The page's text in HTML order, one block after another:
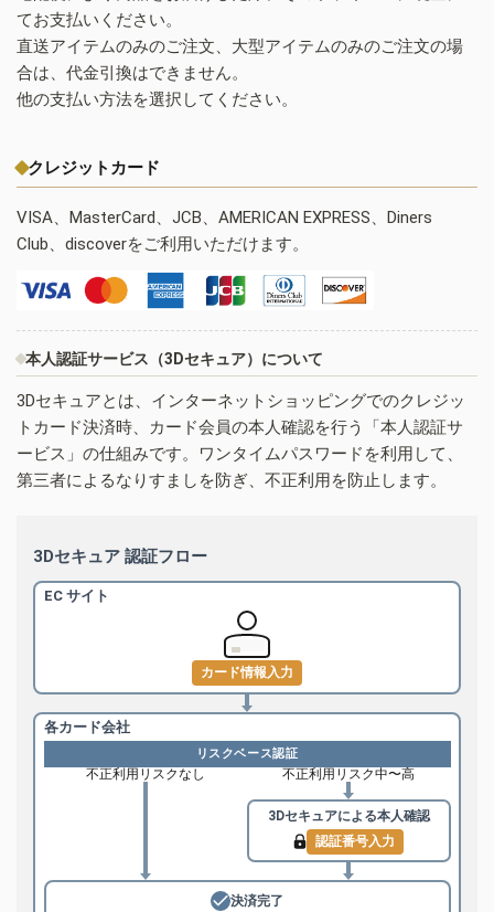
てお支払いください。
直送アイテムのみのご注文、大型アイテムのみのご注文の場
合は、代金引換はできません。
他の支払い方法を選択してください。
クレジットカード
VISA、MasterCard、JCB、AMERICAN EXPRESS、Diners
Club、discoverをご利用いただけます。
本人認証サービス（3Dセキュア）について
3Dセキュアとは、インターネットショッピングでのクレジッ
トカード決済時、カード会員の本人確認を行う「本人認証サ
ービス」の仕組みです。ワンタイムパスワードを利用して、
第三者によるなりすましを防ぎ、不正利用を防止します。
3Dセキュア 認証フロー
EC サイト
カード情報入力
各カード会社
リスクベース認証
不正利用リスクなし 不正利用リスク中〜高
3Dセキュアによる本人確認
認証番号入力
決済完了